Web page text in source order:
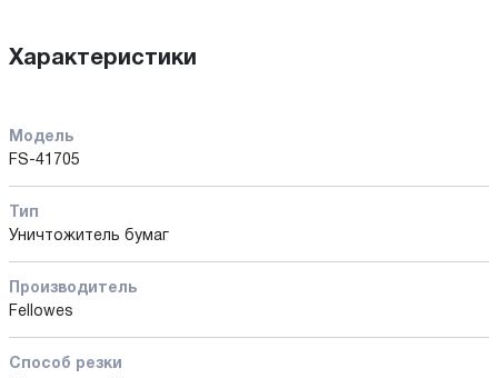
Характеристики
Модель
FS-41705
Тип
Уничтожитель бумаг
Производитель
Fellowes
Способ резки